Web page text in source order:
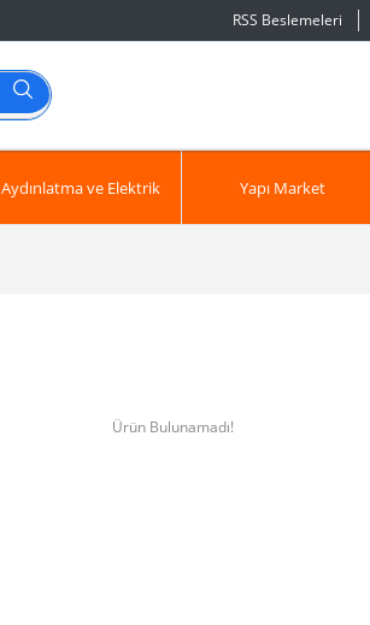
RSS Beslemeleri
Aydınlatma ve Elektrik Yapı Market
Ürün Bulunamadı!